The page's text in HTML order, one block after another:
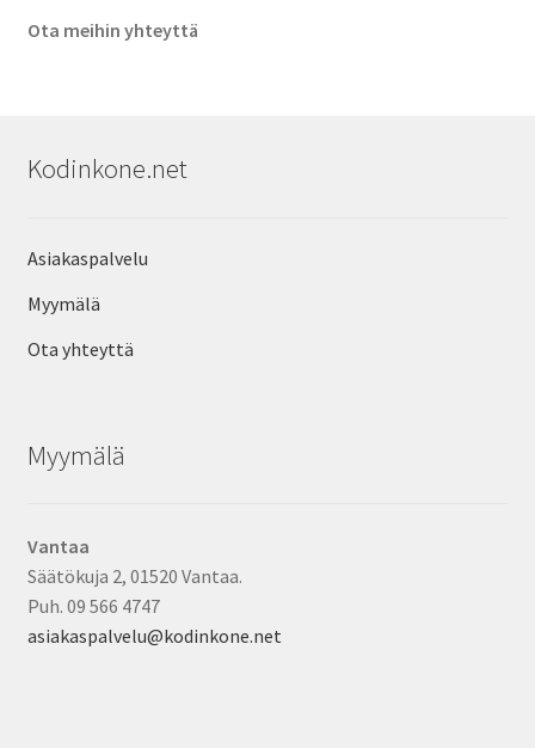
Ota meihin yhteyttä
Kodinkone.net
Asiakaspalvelu
Myymälä
Ota yhteyttä
Myymälä
Vantaa
Säätökuja 2, 01520 Vantaa.
Puh. 09 566 4747
asiakaspalvelu@kodinkone.net